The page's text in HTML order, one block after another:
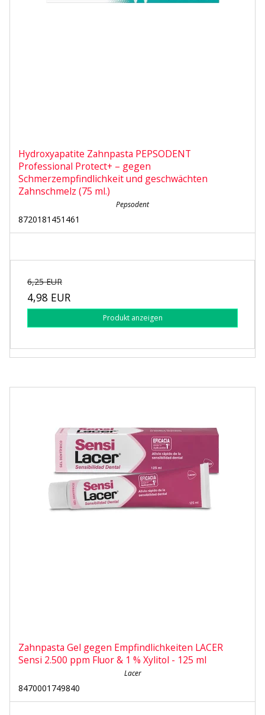
Hydroxyapatite Zahnpasta PEPSODENT
Professional Protect+ – gegen
Schmerzempfindlichkeit und geschwächten
Zahnschmelz (75 ml.)
Pepsodent
8720181451461
6,25 EUR
4,98 EUR
Produkt anzeigen
Zahnpasta Gel gegen Empfindlichkeiten LACER
Sensi 2.500 ppm Fluor & 1 % Xylitol - 125 ml
Lacer
8470001749840